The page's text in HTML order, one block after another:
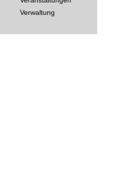
Verwaltung